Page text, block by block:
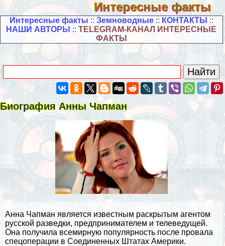
Интересные факты
Интересные факты :: Земноводные:: КОНТАКТЫ ::
НАШИ АВТОРЫ ::TELEGRAM-КАНАЛ ИНТЕРЕСНЫЕ
ФАКТЫ
Биография Анны Чапман
Анна Чапман является известным раскрытым агентом
русской разведки, предпринимателем и телеведущей.
Она получила всемирную популярность после провала
спецоперации в Соединенных Штатах Америки.